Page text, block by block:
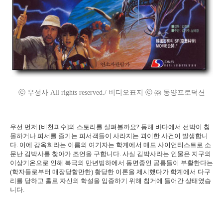
ⓒ 우성사 All rights reserved./ 비디오표지 ⓒ ㈜ 동양프로덕션
우선 먼저 [비천괴수]의 스토리를 살펴볼까요? 동해 바다에서 선박이 침
몰하거나 피서를 즐기는 피서객들이 사라지는 괴이한 사건이 발생합니
다. 이에 강옥희라는 이름의 여기자는 학계에서 매드 사이언티스트로 소
문난 김박사를 찾아가 조언을 구합니다. 사실 김박사라는 인물은 지구의
이상기온으로 인해 북극의 만년빙하에서 동면중인 공룡들이 부활한다는
(학자들로부터 매장당할만한) 황당한 이론을 제시했다가 학계에서 다구
리를 당하고 홀로 자신의 학설을 입증하기 위해 칩거에 들어간 상태였습
니다.